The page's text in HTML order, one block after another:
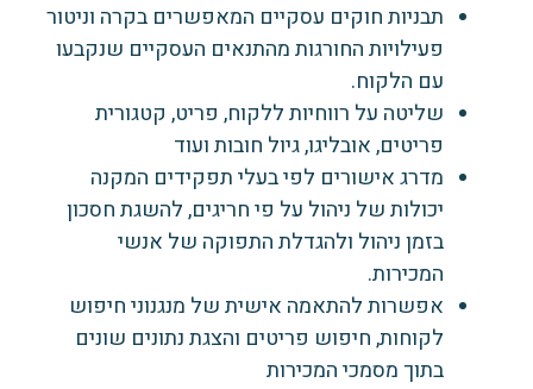
תבניות חוקים עסקיים המאפשרים בקרה וניטור
פעילויות החורגות מהתנאים העסקיים שנקבעו
עם הלקוח.
שליטה על רווחיות ללקוח, פריט, קטגורית
פריטים, אובליגו, גיול חובות ועוד
מדרג אישורים לפי בעלי תפקידים המקנה
יכולות של ניהול על פי חריגים, להשגת חסכון
בזמן ניהול ולהגדלת התפוקה של אנשי
המכירות.
אפשרות להתאמה אישית של מנגנוני חיפוש
לקוחות, חיפוש פריטים והצגת נתונים שונים
בתוך מסמכי המכירות